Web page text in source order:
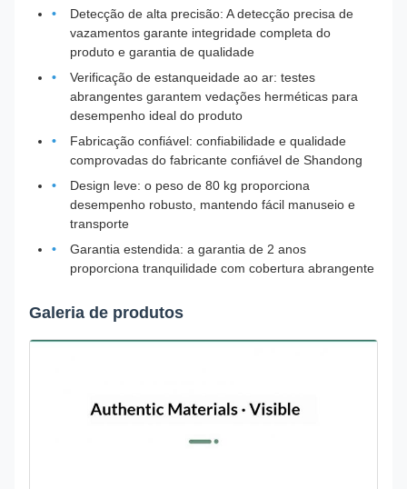
Detecção de alta precisão: A detecção precisa de
vazamentos garante integridade completa do
produto e garantia de qualidade
Verificação de estanqueidade ao ar: testes
abrangentes garantem vedações herméticas para
desempenho ideal do produto
Fabricação confiável: confiabilidade e qualidade
comprovadas do fabricante confiável de Shandong
Design leve: o peso de 80 kg proporciona
desempenho robusto, mantendo fácil manuseio e
transporte
Garantia estendida: a garantia de 2 anos
proporciona tranquilidade com cobertura abrangente
Galeria de produtos